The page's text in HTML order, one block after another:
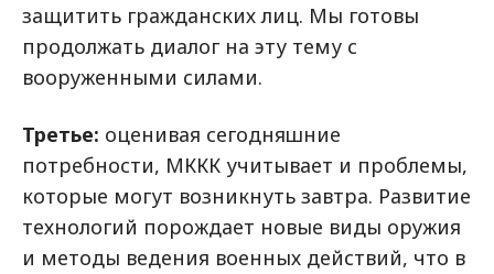
защитить гражданских лиц. Мы готовы
продолжать диалог на эту тему с
вооруженными силами.
Третье: оценивая сегодняшние
потребности, МККК учитывает и проблемы,
которые могут возникнуть завтра. Развитие
технологий порождает новые виды оружия
и методы ведения военных действий, что в